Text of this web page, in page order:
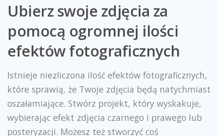
Ubierz swoje zdjęcia za
pomocą ogromnej ilości
efektów fotograficznych
Istnieje niezliczona ilość efektów fotograficznych,
które sprawią, że Twoje zdjęcia będą natychmiast
oszałamiające. Stwórz projekt, który wyskakuje,
wybierając efekt zdjęcia czarnego i prawego lub
posteryzacji. Możesz też stworzyć coś